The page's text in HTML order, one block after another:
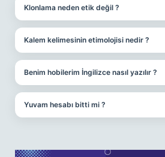
Klonlama neden etik değil ?
Kalem kelimesinin etimolojisi nedir ?
Benim hobilerim İngilizce nasıl yazılır ?
Yuvam hesabı bitti mi ?